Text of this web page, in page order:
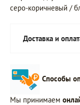
серо-коричневый /
Доставка и
Способы
Мы принимаем